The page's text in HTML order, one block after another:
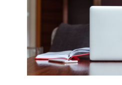
ПОМОГАЮТ
СОЗДАВАТЬ
БЕЗ
СЛОЖНОГО
КОДА